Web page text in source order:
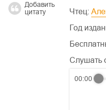
Добавить
цитату
Чтец:
Год
Слушать
00:00